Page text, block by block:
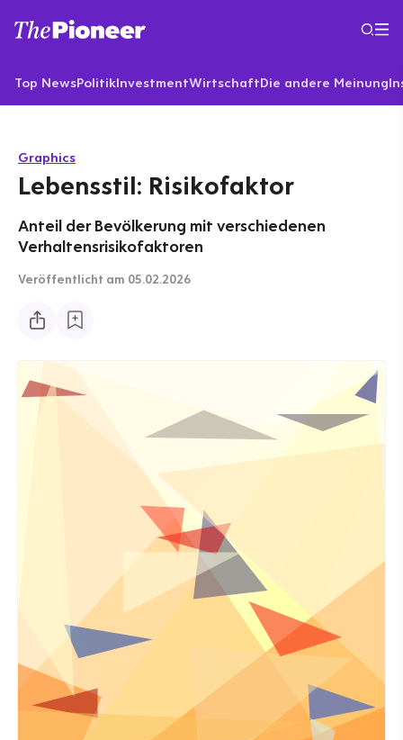
Top NewsPolitikInvestmentWirtschaftDie andere Meinung
Graphics
Lebensstil: Risikofaktor
Anteil der Bevölkerung mit verschiedenen
Verhaltensrisikofaktoren
Veröffentlicht am 05.02.2026